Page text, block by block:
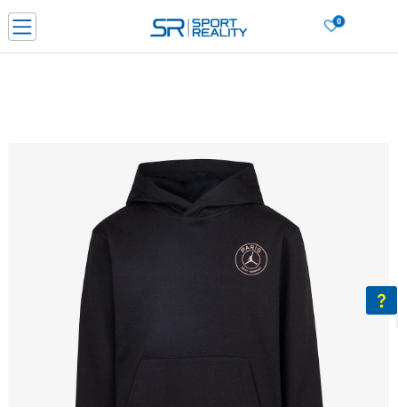
0
ДОЗНАЈ ПОВЕЌЕ
Ценовник
ДОЗНАЈ ПОВЕЌЕ